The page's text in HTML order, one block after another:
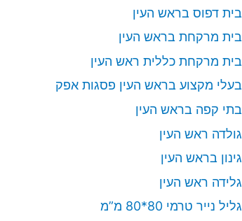
בית דפוס בראש העין
בית מרקחת בראש העין
בית מרקחת כללית ראש העין
בעלי מקצוע בראש העין פסגות אפק
בתי קפה בראש העין
גולדה ראש העין
גינון בראש העין
גלידה ראש העין
גליל נייר טרמי 80*80 מ”מ